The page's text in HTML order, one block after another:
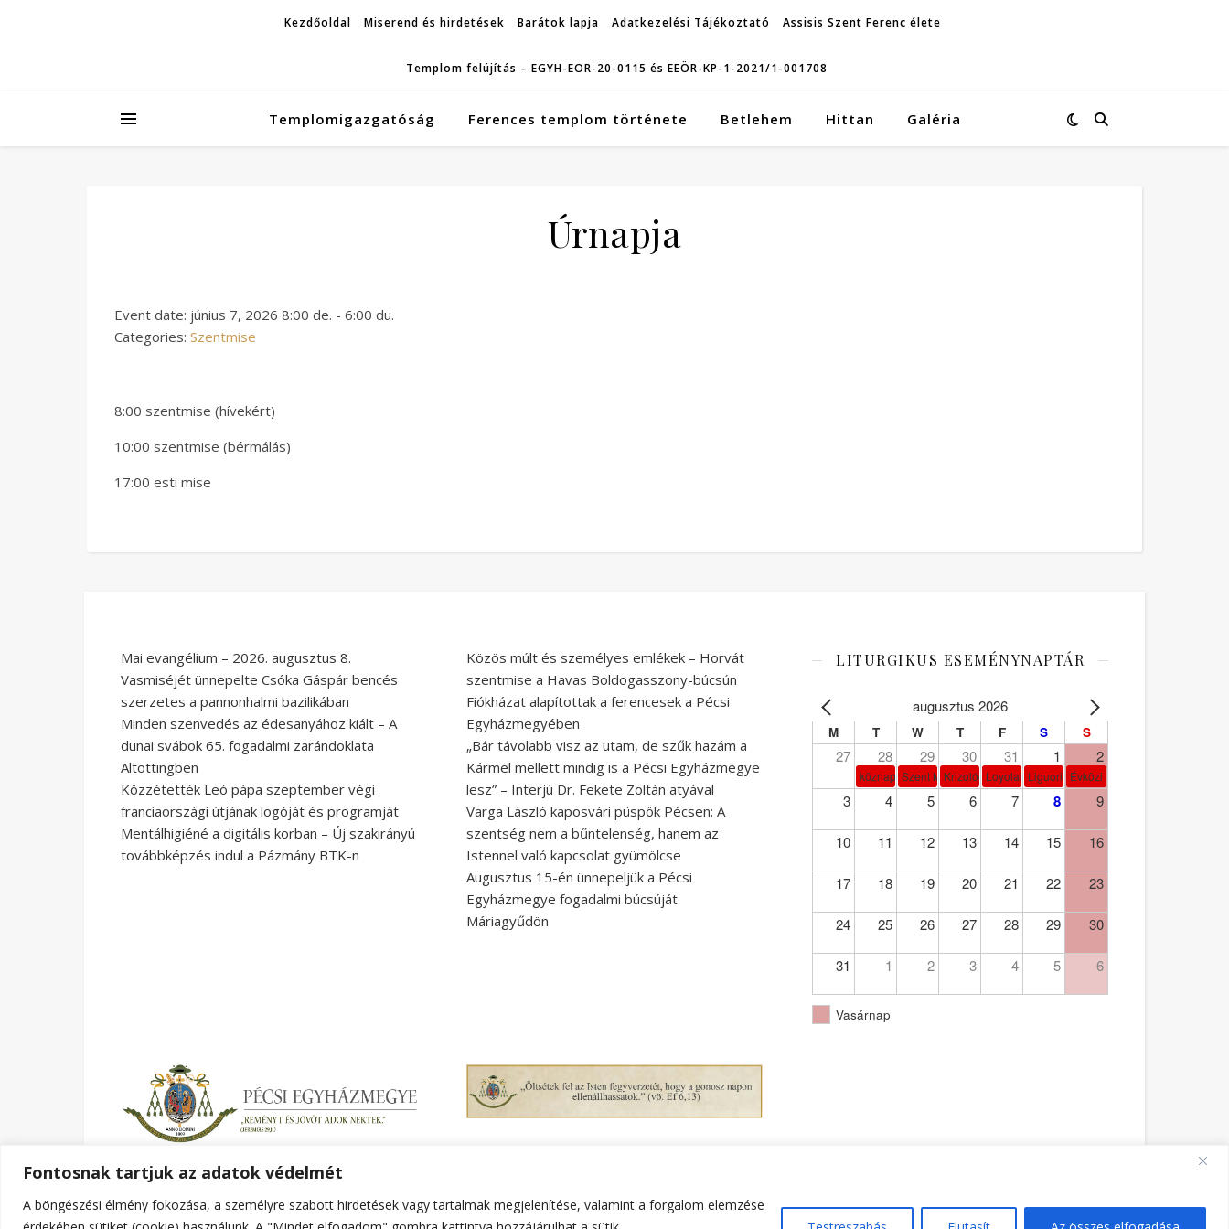
Fontosnak tartjuk az adatok védelmét
A böngészési élmény fokozása, a személyre szabott hirdetések vagy tartalmak megjelenítése, valamint a forgalom elemzése
Kezdőoldal Miserend és hirdetések Barátok lapja Adatkezelési Tájékoztató Assisis Szent Ferenc élete
Templom felújítás – EGYH-EOR-20-0115 és EEÖR-KP-1-2021/1-001708
Templomigazgatóság Ferences templom története Betlehem Hittan Galéria
Úrnapja
Event date: június 7, 2026 8:00 de. - 6:00 du.
Categories: Szentmise
8:00 szentmise (hívekért)
10:00 szentmise (bérmálás)
17:00 esti mise
Mai evangélium – 2026. augusztus 8.
Vasmiséjét ünnepelte Csóka Gáspár bencés
szerzetes a pannonhalmi bazilikában
Minden szenvedés az édesanyához kiált – A
dunai svábok 65. fogadalmi zarándoklata
Altöttingben
Közzétették Leó pápa szeptember végi
franciaországi útjának logóját és programját
Mentálhigiéné a digitális korban – Új szakirányú
továbbképzés indul a Pázmány BTK-n
Közös múlt és személyes emlékek – Horvát
szentmise a Havas Boldogasszony-búcsún
Fiókházat alapítottak a ferencesek a Pécsi
Egyházmegyében
„Bár távolabb visz az utam, de szűk hazám a
Kármel mellett mindig is a Pécsi Egyházmegye
lesz” – Interjú Dr. Fekete Zoltán atyával
Varga László kaposvári püspök Pécsen: A
szentség nem a bűntelenség, hanem az
Istennel való kapcsolat gyümölcse
Augusztus 15-én ünnepeljük a Pécsi
Egyházmegye fogadalmi búcsúját
Máriagyűdön
LITURGIKUS ESEMÉNYNAPTÁR
augusztus 2026
M T W T F S S
27 28 29 30 31 1 2
köznap Szent Márta, Mária és Lázár
Krizológ Szent Péter
Loyolai Szent Ignác
Liguori Szent Alfonz pk-et.
Évközi 18. vasárnap
3 4 5 6 7 8 9
10 11 12 13 14 15 16
17 18 19 20 21 22 23
24 25 26 27 28 29 30
31 1 2 3 4 5 6
Vasárnap
Ferences Templom Pécs - PA - hivatalos oldala 2021.
Ashe a sablont készítette: WP Royal